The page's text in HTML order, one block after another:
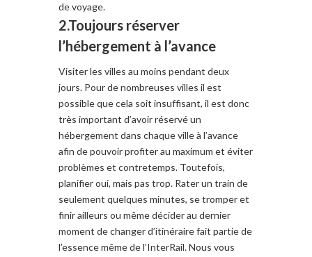
devoyage.
2.Toujours réserver
l’hébergement à l’avance
Visiter les villes au moins pendant deux
jours. Pour de nombreuses villes il est
possible que cela soit insuffisant, il est donc
très important d’avoir réservéun
hébergement dans chaque villeà l’avance
afin de pouvoir profiter au maximum et éviter
problèmes et contretemps. Toutefois,
planifieroui, mais pas trop. Raterun train de
seulement quelques minutes, se tromperet
finirailleurs ou même déciderau dernier
moment de changer d’itinéraire fait partiede
l’essence même de l’InterRail.Nous vous